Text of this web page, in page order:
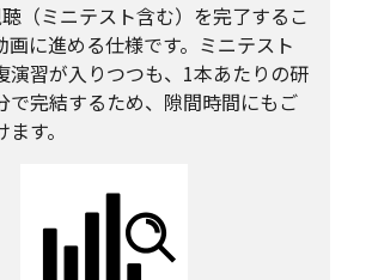
（ミニテスト含む）を完了するこ
画に進める仕様です。ミニテスト
演習が入りつつも、1本あたりの研
で完結するため、隙間時間にもご
す。